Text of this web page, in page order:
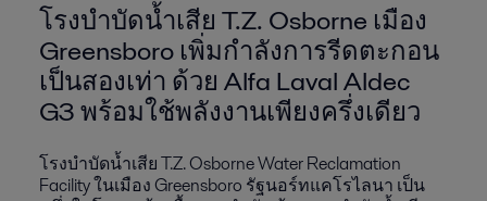
โรงบำบัดน้ำเสีย T.Z. Osborne เมือง
Greensboro เพิ่มกำลังการรีดตะกอน
เป็นสองเท่า ด้วย Alfa Laval Aldec
G3 พร้อมใช้พลังงานเพียงครึ่งเดียว
โรงบำบัดน้ำเสีย T.Z. Osborne Water Reclamation
Facility ในเมือง Greensboro รัฐนอร์ทแคโรไลนา เป็น